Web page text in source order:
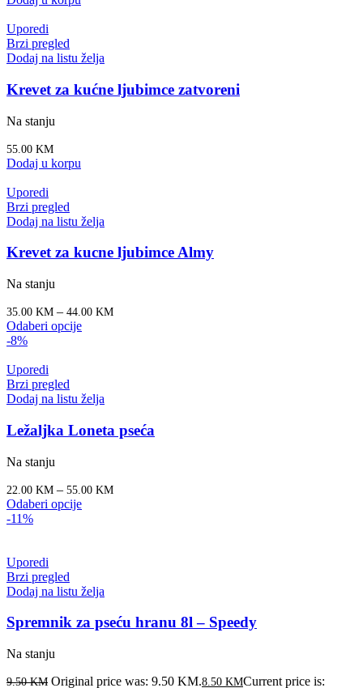
Uporedi
Brzi pregled
Dodaj na listu želja
Krevet za kućne ljubimce zatvoreni
Na stanju
55.00 KM
Dodaj u korpu
Uporedi
Brzi pregled
Dodaj na listu želja
Krevet za kucne ljubimce Almy
Na stanju
35.00 KM – 44.00 KM
Odaberi opcije
-8%
Uporedi
Brzi pregled
Dodaj na listu želja
Ležaljka Loneta pseća
Na stanju
22.00 KM – 55.00 KM
Odaberi opcije
-11%
Uporedi
Brzi pregled
Dodaj na listu želja
Spremnik za pseću hranu 8l – Speedy
Na stanju
9.50KM Original price was: 9.50 KM.8.50 KMCurrent price is: